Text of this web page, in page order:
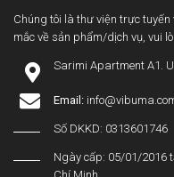
Chúng tôi là thư viện trực
mắc về sản phẩm/dịch vụ, vui
Sarimi Apartment A1.
Email:
Số DKKD: 0313601746
Ngày cấp: 05/01/2016